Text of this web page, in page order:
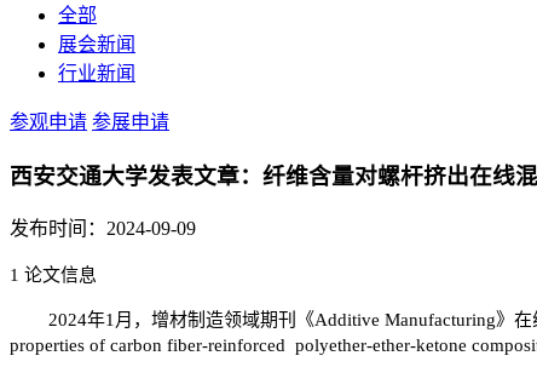
全部
展会新闻
行业新闻
参观申请 参展申请
西安交通大学发表文章：纤维含量对螺杆挤出在线
发布时间：2024-09-09
1 论文信息
2024年1月，增材制造领域期刊《Additive Manufacturing》在
properties of carbon fiber-reinforced polyether-ether-ketone